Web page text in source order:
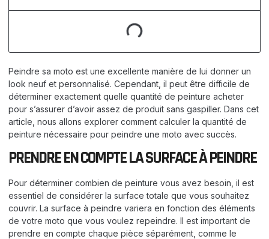
Peindre sa moto est une excellente manière de lui donner un
look neuf et personnalisé. Cependant, il peut être difficile de
déterminer exactement quelle quantité de peinture acheter
pour s’assurer d’avoir assez de produit sans gaspiller. Dans cet
article, nous allons explorer comment calculer la quantité de
peinture nécessaire pour peindre une moto avec succès.
PRENDRE EN COMPTE LA SURFACE À PEINDRE
Pour déterminer combien de peinture vous avez besoin, il est
essentiel de considérer la surface totale que vous souhaitez
couvrir. La surface à peindre variera en fonction des éléments
de votre moto que vous voulez repeindre. Il est important de
prendre en compte chaque pièce séparément, comme le